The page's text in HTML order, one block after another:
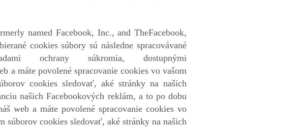
named Facebook, Inc., and TheFacebook,
cookies súbory sú následne spracovávané
ochrany súkromia, dostupnými
a máte povolené spracovanie cookies vo vašom
cookies sledovať, aké stránky na našich
našich Facebookových reklám, a to po dobu
web a máte povolené spracovanie cookies vo
súborov cookies sledovať, aké stránky na našich